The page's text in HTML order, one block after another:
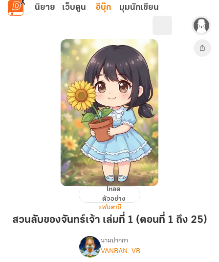
ข้ามไปยังเนื้อหาหลัก
นิยาย เว็บตูน อีบุ๊ก มุมนักเขียน
ของ
โหลด
ตัวอย่าง
แฟนตาซี
สวนลับของจันทร์เจ้า เล่มที่ 1 (ตอนที่ 1 ถึง 25)
เรื่อง
นามปากกา
VANBAN_VB